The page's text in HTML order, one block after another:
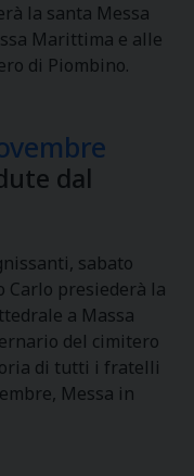
la santa Messa
Marittima e alle
di Piombino.
dal
sabato
Carlo presiederà la
a Massa
del cimitero
di tutti i fratelli
Messa in